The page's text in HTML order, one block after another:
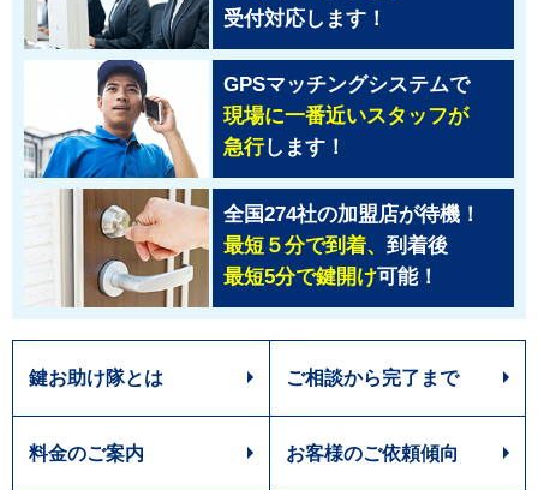
受付対応します！
GPSマッチングシステムで
現場に一番近いスタッフが
急行します！
全国274社の加盟店が待機！
最短５分で到着、到着後
最短5分で鍵開け可能！
鍵お助け隊とは ご相談から完了まで
料金のご案内 お客様のご依頼傾向